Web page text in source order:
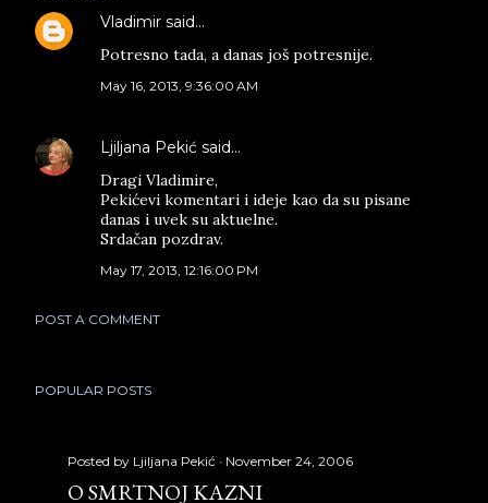
Vladimir said…
Potresno tada, a danas još potresnije.
May 16, 2013, 9:36:00 AM
Ljiljana Pekić said…
Dragi Vladimire,
Pekićevi komentari i ideje kao da su pisane
danas i uvek su aktuelne.
Srdačan pozdrav.
May 17, 2013, 12:16:00 PM
POST A COMMENT
POPULAR POSTS
Posted by Ljiljana Pekić November 24, 2006
O SMRTNOJ KAZNI